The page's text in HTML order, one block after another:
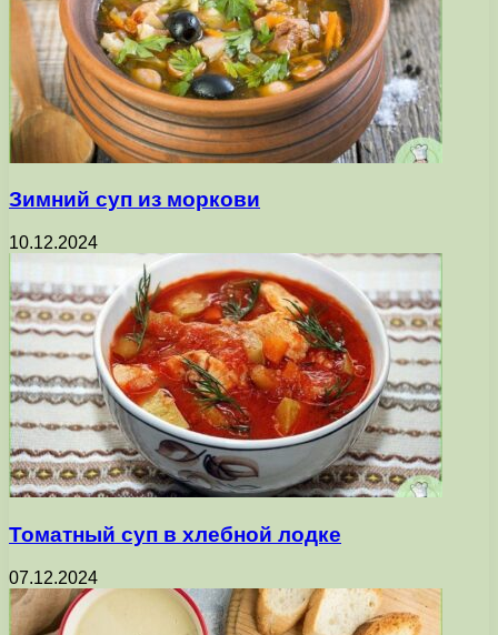
Зимний суп из моркови
10.12.2024
Томатный суп в хлебной лодке
07.12.2024